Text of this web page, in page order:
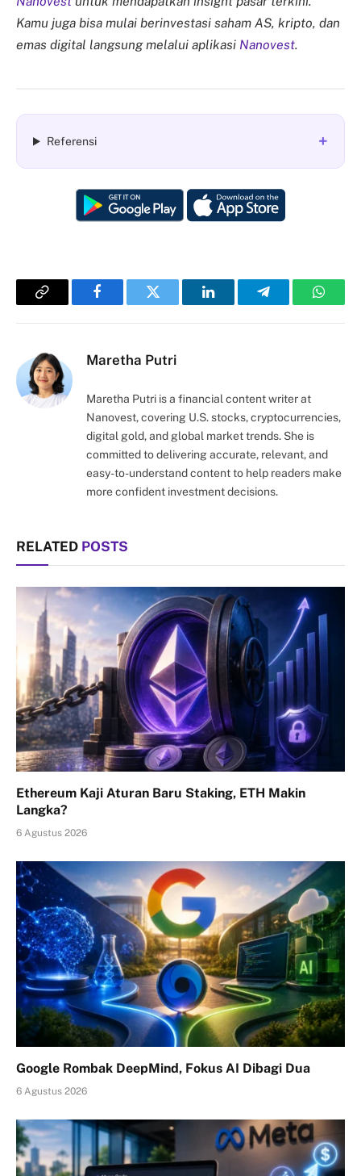
Kamu juga bisa mulai berinvestasi saham AS, kripto, dan
emas digital langsung melalui aplikasi Nanovest.
Referensi +
Copy
FacebookTwitter LinkedInTelegram
Maretha Putri
Maretha Putri is a financial content writer at
Nanovest, covering U.S. stocks, cryptocurrencies,
digital gold, and global market trends. She is
committed to delivering accurate, relevant, and
easy-to-understand content to help readers make
more confident investment decisions.
RELATED POSTS
Ethereum Kaji Aturan Baru Staking, ETH Makin
Langka?
6 Agustus 2026
Google Rombak DeepMind, Fokus AI Dibagi Dua
6 Agustus 2026